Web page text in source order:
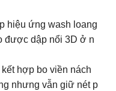
hiệu ứng wash loang
được dập nổi 3D ở n
hợp bo viền nách
nhưng vẫn giữ nét p